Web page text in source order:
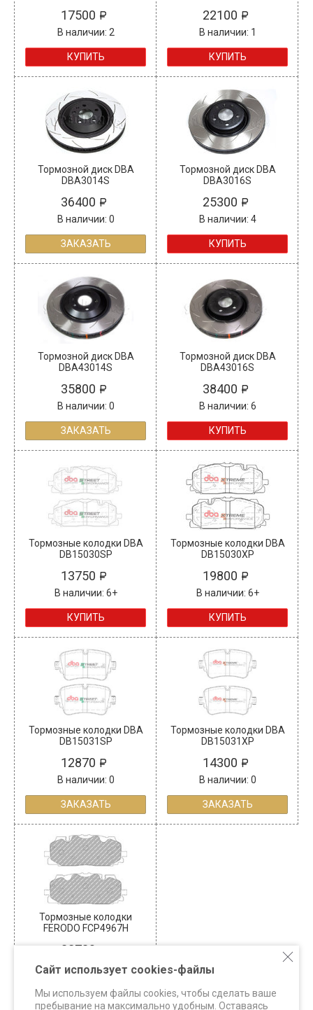
17500
В наличии: 2
КУПИТЬ
22100
В наличии: 1
КУПИТЬ
Тормозной диск DBA
DBA3014S
36400
В наличии: 0
ЗАКАЗАТЬ
Тормозной диск DBA
DBA3016S
25300
В наличии: 4
КУПИТЬ
Тормозной диск DBA
DBA43014S
35800
В наличии: 0
ЗАКАЗАТЬ
Тормозной диск DBA
DBA43016S
38400
В наличии: 6
КУПИТЬ
Тормозные колодки DBA
DB15030SP
13750
В наличии: 6+
КУПИТЬ
Тормозные колодки DBA
DB15030XP
19800
В наличии: 6+
КУПИТЬ
Тормозные колодки DBA
DB15031SP
12870
В наличии: 0
ЗАКАЗАТЬ
Тормозные колодки DBA
DB15031XP
14300
В наличии: 0
ЗАКАЗАТЬ
Тормозные колодки
FERODO FCP4967H
38730
В наличии: 3
КУПИТЬ
Сайт использует cookies-файлы
Мы используем файлы cookies, чтобы сделать ваше
пребывание на максимально удобным. Оставаясь